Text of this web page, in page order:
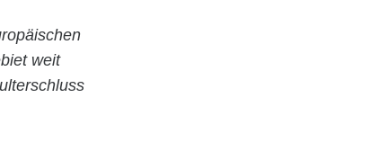
weit